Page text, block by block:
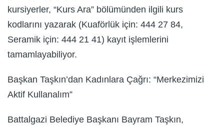
kursiyerler, “Kurs Ara” bölümünden ilgili kurs
kodlarını yazarak (Kuaförlük için: 444 27 84,
Seramik için: 444 21 41) kayıt işlemlerini
tamamlayabiliyor.
Başkan Taşkın’dan Kadınlara Çağrı: “Merkezimizi
Aktif Kullanalım”
Battalgazi Belediye Başkanı Bayram Taşkın,